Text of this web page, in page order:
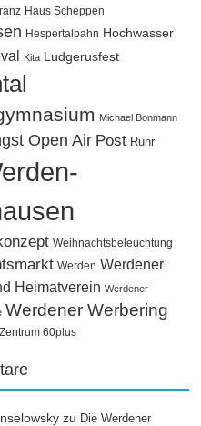
Haus Scheppen
Hespertalbahn Hochwasser
Kita Ludgerusfest
Michael Bonmann
Open Air Post Ruhr
Weihnachtsbeleuchtung
Werden Werdener
Heimatverein Werdener
Werdener Werbering
Zentrum 60plus
zu Die Werdener